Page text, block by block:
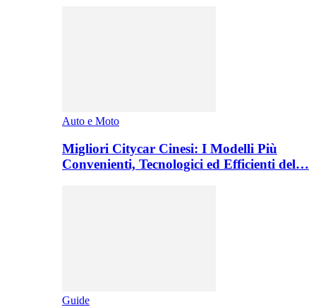
Auto e Moto
Migliori Citycar Cinesi: I Modelli Più
Convenienti, Tecnologici ed Efficienti del…
Guide